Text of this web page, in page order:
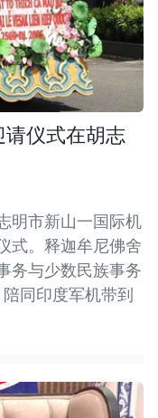
仪式在胡志
明市新山一国际机
式。释迦牟尼佛舍
务与少数民族事务
陪同印度军机带到